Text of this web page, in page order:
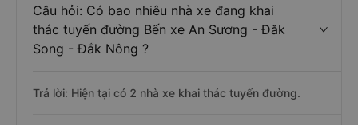
Câu hỏi: Có bao nhiêu nhà xe đang khai
thác tuyến đường Bến xe An Sương - Đăk
Song - Đắk Nông ?
Trả lời: Hiện tại có 2 nhà xe khai thác tuyến đường.